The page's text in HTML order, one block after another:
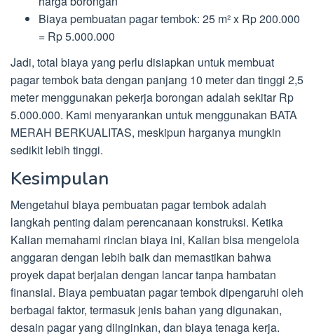
Biaya pembuatan pagar tembok: 25 m² x Rp 200.000
= Rp 5.000.000
Jadi, total biaya yang perlu disiapkan untuk membuat
pagar tembok bata dengan panjang 10 meter dan tinggi 2,5
meter menggunakan pekerja borongan adalah sekitar Rp
5.000.000. Kami menyarankan untuk menggunakan BATA
MERAH BERKUALITAS, meskipun harganya mungkin
sedikit lebih tinggi.
Kesimpulan
Mengetahui biaya pembuatan pagar tembok adalah
langkah penting dalam perencanaan konstruksi. Ketika
Kalian memahami rincian biaya ini, Kalian bisa mengelola
anggaran dengan lebih baik dan memastikan bahwa
proyek dapat berjalan dengan lancar tanpa hambatan
finansial. Biaya pembuatan pagar tembok dipengaruhi oleh
berbagai faktor, termasuk jenis bahan yang digunakan,
desain pagar yang diinginkan, dan biaya tenaga kerja.